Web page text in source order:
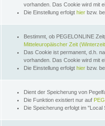
vorhanden. Das Cookie wird mit
Die Einstellung erfolgt hier bzw.
Bestimmt, ob PEGELONLINE
Mitteleuropäischer Zeit
Das Cookie ist permanent, d.h.
vorhanden. Das Cookie wird mit
Die Einstellung erfolgt hier bzw.
Dient der Speicherung von
Die Funktion existiert nur auf
Die Speicherung erfolgt im "Local